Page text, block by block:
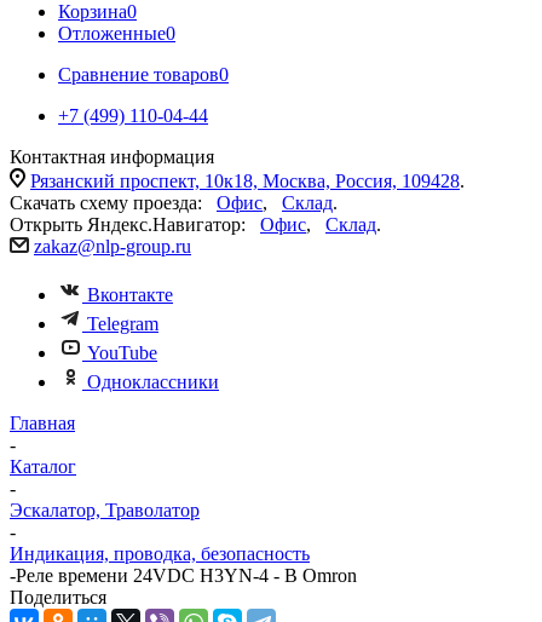
Корзина0
Отложенные0
Сравнение товаров0
+7 (499) 110-04-44
Контактная информация
Рязанский проспект, 10к18, Москва, Россия, 109428.
Скачать схему проезда: Офис, Склад.
Открыть Яндекс.Навигатор: Офис, Склад.
zakaz@nlp-group.ru
Вконтакте
Telegram
YouTube
Одноклассники
Главная
-
Каталог
-
Эскалатор, Траволатор
-
Индикация, проводка, безопасность
-Реле времени 24VDC H3YN-4 - В Omron
Поделиться